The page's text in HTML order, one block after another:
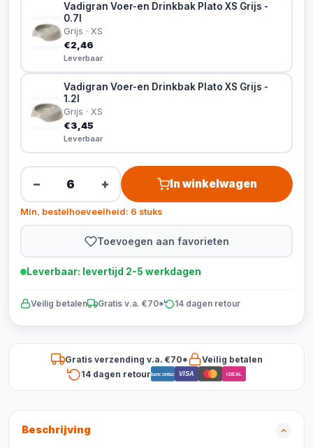
Vadigran Voer-en Drinkbak Plato XS Grijs -
0.7l
Grijs · XS
€2,46
Leverbaar
Vadigran Voer-en Drinkbak Plato XS Grijs -
1.2l
Grijs · XS
€3,45
Leverbaar
− + In winkelwagen
Min. bestelhoeveelheid: 6 stuks
Toevoegen aan favorieten
Leverbaar: levertijd 2-5 werkdagen
Veilig betalen Gratis v.a. €70* 14 dagen retour
Gratis verzending v.a. €70*
Veilig betalen
14 dagen retourBancontact VISA iDEAL
Beschrijving